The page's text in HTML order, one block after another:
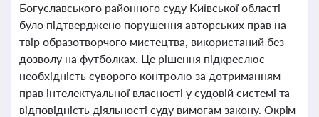
Богуславського районного суду Київської області
було підтверджено порушення авторських прав на
твір образотворчого мистецтва, використаний без
дозволу на футболках. Це рішення підкреслює
необхідність суворого контролю за дотриманням
прав інтелектуальної власності у судовій системі та
відповідність діяльності суду вимогам закону. Окрім